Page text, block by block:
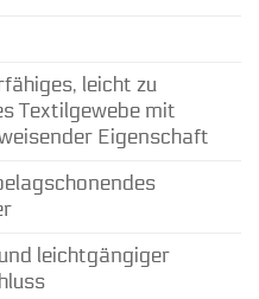
leicht zu
Textilgewebe mit
Eigenschaft
leichtgängiger